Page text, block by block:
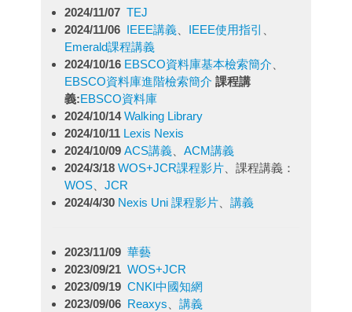
2024/11/07 TEJ
2024/11/06 IEEE講義 IEEE使用指引
Emerald課程講義
2024/10/16 EBSCO資料庫基本檢索簡介
EBSCO資料庫進階檢索簡介 課程講
義:EBSCO資料庫
2024/10/14Walking Library
2024/10/11 Lexis Nexis
2024/10/09ACS講義 、ACM講義
2024/3/18 WOS+JCR課程影片 、課程講義：
WOS 、JCR
2024/4/30 Nexis Uni 課程影片 、講義
2023/11/09華藝
2023/09/21 WOS+JCR
2023/09/19CNKI中國知網
2023/09/06 Reaxys 、講義